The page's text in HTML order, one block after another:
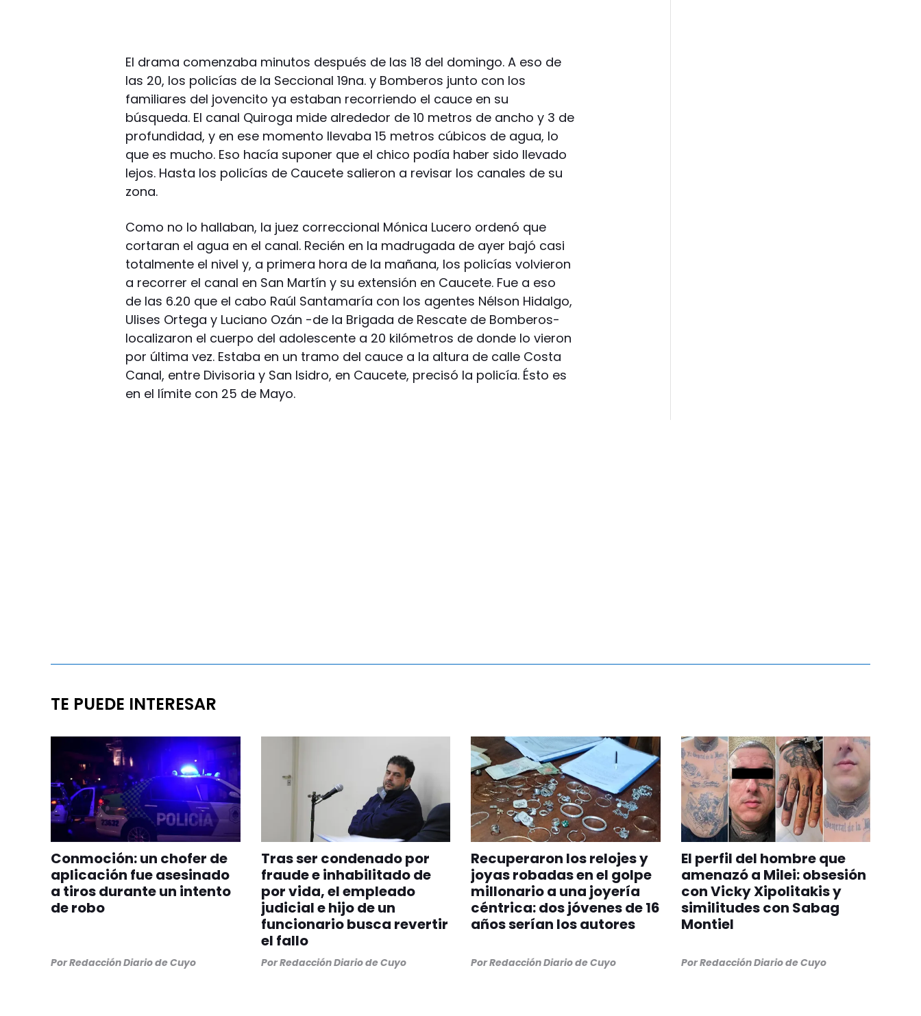
El drama comenzaba minutos después de las 18 del domingo. A eso de
las 20, los policías de la Seccional 19na. y Bomberos junto con los
familiares del jovencito ya estaban recorriendo el cauce en su
búsqueda. El canal Quiroga mide alrededor de 10 metros de ancho y 3 de
profundidad, y en ese momento llevaba 15 metros cúbicos de agua, lo
que es mucho. Eso hacía suponer que el chico podía haber sido llevado
lejos. Hasta los policías de Caucete salieron a revisar los canales de su
zona.
Como no lo hallaban, la juez correccional Mónica Lucero ordenó que
cortaran el agua en el canal. Recién en la madrugada de ayer bajó casi
totalmente el nivel y, a primera hora de la mañana, los policías volvieron
a recorrer el canal en San Martín y su extensión en Caucete. Fue a eso
de las 6.20 que el cabo Raúl Santamaría con los agentes Nélson Hidalgo,
Ulises Ortega y Luciano Ozán -de la Brigada de Rescate de Bomberos-
localizaron el cuerpo del adolescente a 20 kilómetros de donde lo vieron
por última vez. Estaba en un tramo del cauce a la altura de calle Costa
Canal, entre Divisoria y San Isidro, en Caucete, precisó la policía. Ésto es
en el límite con 25 de Mayo.
TE PUEDE INTERESAR
Conmoción: un chofer de
aplicación fue asesinado
a tiros durante un intento
de robo
PorRedacción Diario de Cuyo
Tras ser condenado por
fraude e inhabilitado de
por vida, el empleado
judicial e hijo de un
funcionario busca revertir
el fallo
PorRedacción Diario de Cuyo
Recuperaron los relojes y
joyas robadas en el golpe
millonario a una joyería
céntrica: dos jóvenes de 16
años serían los autores
PorRedacción Diario de Cuyo
El perfil del hombre que
amenazó a Milei: obsesión
con Vicky Xipolitakis y
similitudes con Sabag
Montiel
PorRedacción Diario de Cuyo